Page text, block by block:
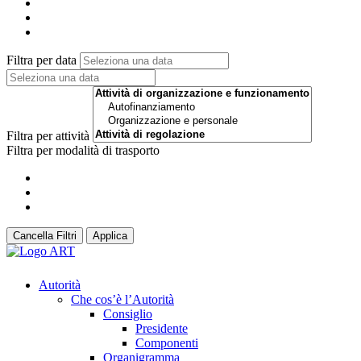
Filtra per data
Filtra per attività
Filtra per modalità di trasporto
Cancella Filtri Applica
Autorità
Che cos’è l’Autorità
Consiglio
Presidente
Componenti
Organigramma